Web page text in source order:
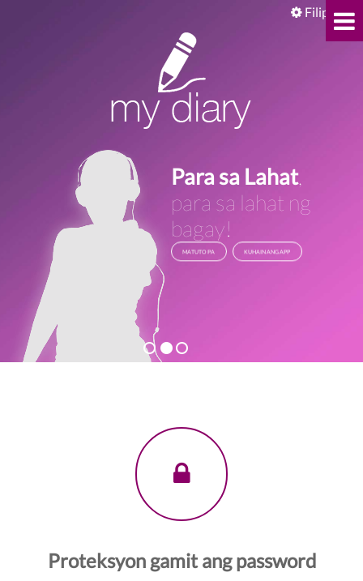
Filipino
Para sa Lahat,
para sa lahat ng
bagay!
MATUTO PA KUHAIN ANG APP
Proteksyon gamit ang password